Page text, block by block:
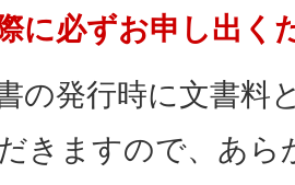
に必ずお申し出く
の発行時に文書料
きますので、あら